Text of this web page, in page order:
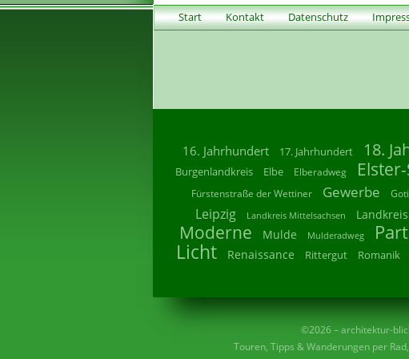
Start Kontakt Datenschutz
16. Jahrhundert 17. Jahrhundert 18.
Burgenlandkreis Elbe Elberadweg
Fürstenstraße der Wettiner Gewerbe
Leipzig
Landkreis Mittelsachsen
Moderne Mulde Mulderadweg
Licht
Renaissance Rittergut Romanik
©2026 – architektur-
Touren, Tipps & Wanderungen per